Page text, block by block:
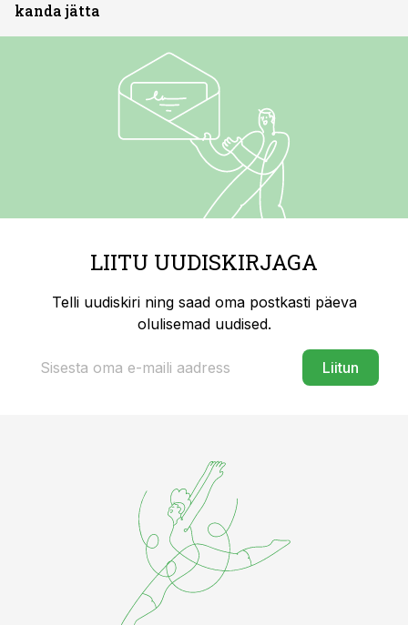
kanda jätta
LIITU UUDISKIRJAGA
Telli uudiskiri ning saad oma postkasti päeva
olulisemad uudised.
Liitun